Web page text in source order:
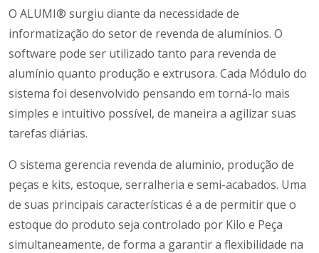
O ALUMI® surgiu diante da necessidade de
informatização do setor de revenda de alumínios. O
software pode ser utilizado tanto para revenda de
alumínio quanto produção e extrusora. Cada Módulo do
sistema foi desenvolvido pensando em torná-lo mais
simples e intuitivo possível, de maneira a agilizar suas
tarefas diárias.
O sistema gerencia revenda de aluminio, produção de
peças e kits, estoque, serralheria e semi-acabados. Uma
de suas principais características é a de permitir que o
estoque do produto seja controlado por Kilo e Peça
simultaneamente, de forma a garantir a flexibilidade na